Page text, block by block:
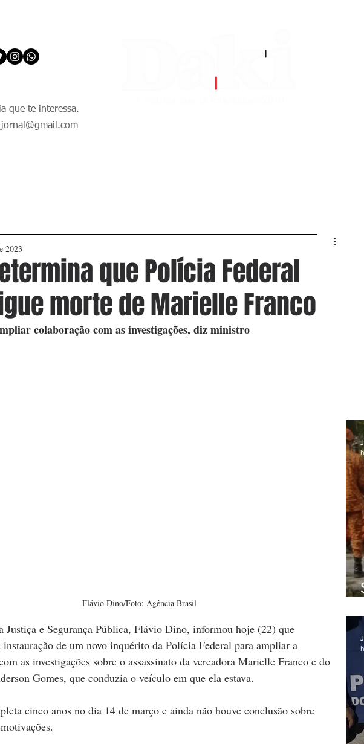
que te interessa.
@gmail.com
que Polícia Federal
morte de Marielle Franco
2023
colaboração com as investigações, diz ministro
Flávio Dino/Foto: Agência Brasil
Justiça e Segurança Pública, Flávio Dino, informou hoje (22) que
de um novo inquérito da Polícia Federal para ampliar a
as investigações sobre o assassinato da vereadora Marielle Franco e do
Gomes, que conduzia o veículo em que ela estava.
cinco anos no dia 14 de março e ainda não houve conclusão sobre